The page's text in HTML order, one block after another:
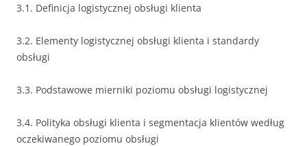
3.1. Definicja logistycznej obsługi klienta
3.2. Elementy logistycznej obsługi klienta i standardy
obsługi
3.3. Podstawowe mierniki poziomu obsługi logistycznej
3.4. Polityka obsługi klienta i segmentacja klientów według
oczekiwanego poziomu obsługi